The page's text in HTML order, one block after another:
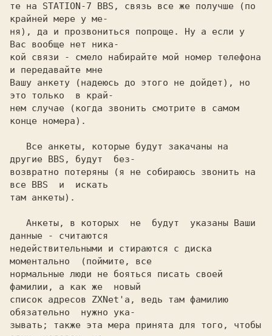
те на STATION-7 BBS, связь все же получше (по
крайней мере у ме-
ня), да и прозвониться попроще. Ну а если у
Вас вообще нет ника-
кой связи - смело набирайте мой номер телефона
и передавайте мне
Вашу анкету (надеюсь до этого не дойдет), но
это только  в край-
нем случае (когда звонить смотрите в самом
конце номера).
другие BBS, будут  без-
возвратно потеряны (я не собираюсь звонить на
все BBS  и  искать
там анкеты).
данные - считаются
недействительными и стираются с диска
моментально  (поймите, все
нормальные люди не бояться писать своей
фамилии, а как же  новый
список адресов ZXNet'а, ведь там фамилию
обязательно  нужно ука-
зывать; также эта мера принята для того, чтобы